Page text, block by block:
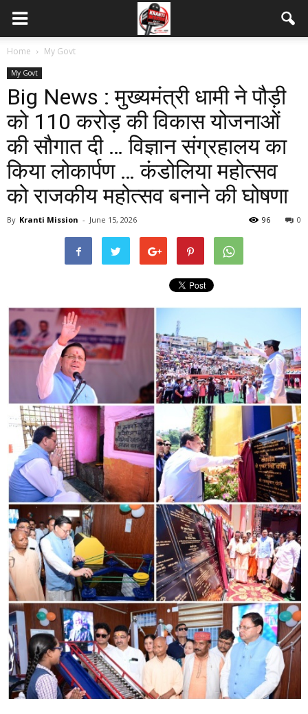
Home My Govt
My Govt
Big News : मुख्यमंत्री धामी ने पौड़ी
को 110 करोड़ की विकास योजनाओं
की सौगात दी … विज्ञान संग्रहालय का
किया लोकार्पण … कंडोलिया महोत्सव
को राजकीय महोत्सव बनाने की घोषणा
By Kranti Mission - June 15, 2026 0
96